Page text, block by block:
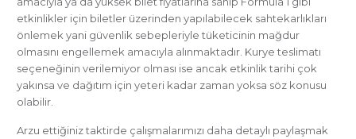
etkinlikler için biletler üzerinden yapılabilecek sahtekarlıkları
önlemek yani güvenlik sebepleriyle tüketicinin mağdur
olmasını engellemek amacıyla alınmaktadır. Kurye teslimatı
seçeneğinin verilemiyor olması ise ancak etkinlik tarihi çok
yakınsa ve dağıtım için yeteri kadar zaman yoksa söz konusu
olabilir.
Arzu ettiğiniz taktirde çalışmalarımızı daha detaylı paylaşmak